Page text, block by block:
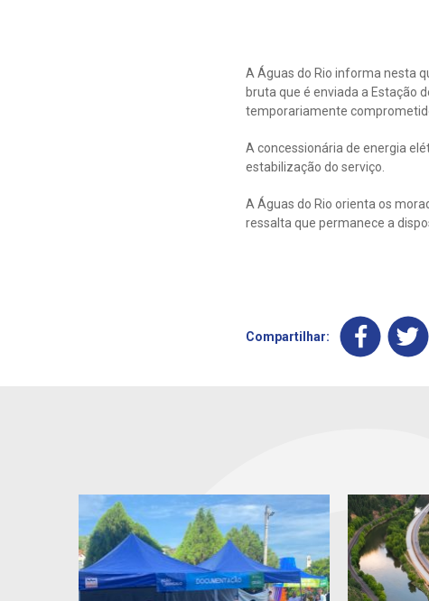
A Águas do Rio informa nesta
bruta que é enviada a Estação
temporariamente
A concessionária de energia
estabilização do serviço.
A Águas do Rio orienta os
ressalta que permanece a
Compartilhar: